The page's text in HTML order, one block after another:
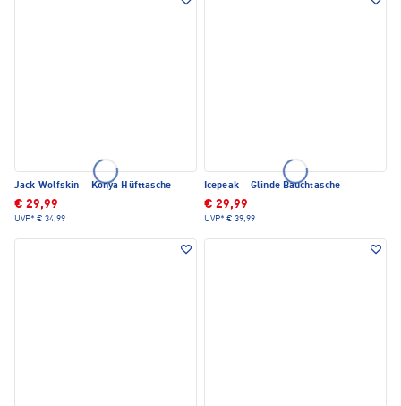
Jack Wolfskin · Konya Hüfttasche
€ 29,99
UVP* € 34,99
Icepeak · Glinde Bauchtasche
€ 29,99
UVP* € 39,99